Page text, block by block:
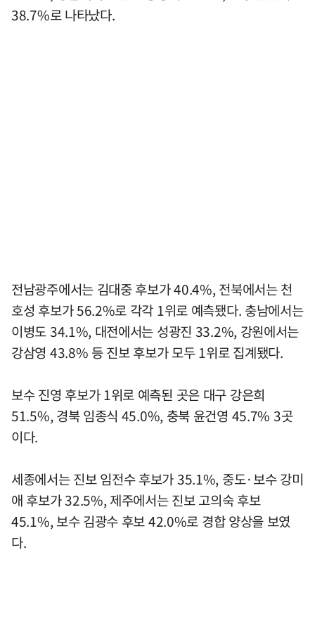
38.7%로 나타났다.
전남광주에서는 김대중 후보가 40.4%, 전북에서는 천
호성 후보가 56.2%로 각각 1위로 예측됐다. 충남에서는
이병도 34.1%, 대전에서는 성광진 33.2%, 강원에서는
강삼영 43.8% 등 진보 후보가 모두 1위로 집계됐다.
보수 진영 후보가 1위로 예측된 곳은 대구 강은희
51.5%, 경북 임종식 45.0%, 충북 윤건영 45.7% 3곳
이다.
세종에서는 진보 임전수 후보가 35.1%, 중도·보수 강미
애 후보가 32.5%, 제주에서는 진보 고의숙 후보
45.1%, 보수 김광수 후보 42.0%로 경합 양상을 보였
다.